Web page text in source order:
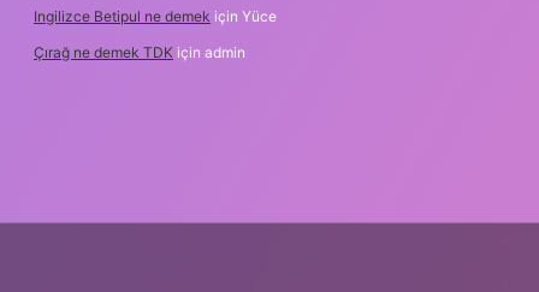
Ingilizce Betipul ne demek için Yüce
Çırağ ne demek TDK için admin